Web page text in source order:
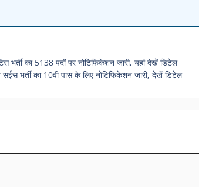
का 5138 पदों पर नोटिफिकेशन जारी, यहां देखें डिटेल
भर्ती का 10वी पास के लिए नोटिफिकेशन जारी, देखें डिटेल